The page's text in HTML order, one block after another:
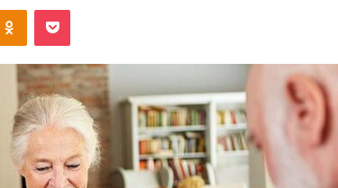
Odnoklassniki
Pocket